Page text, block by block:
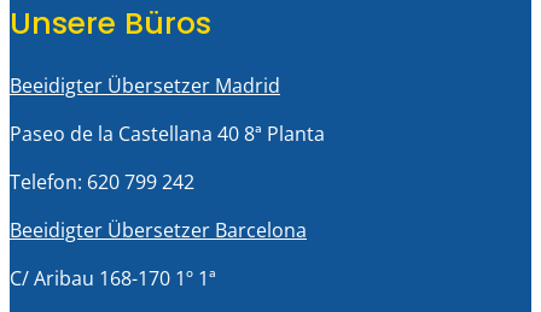
Unsere Büros
Beeidigter Übersetzer Madrid
Paseo de la Castellana 40 8ª Planta
Telefon: 620 799 242
Beeidigter Übersetzer Barcelona
C/ Aribau 168-170 1º 1ª